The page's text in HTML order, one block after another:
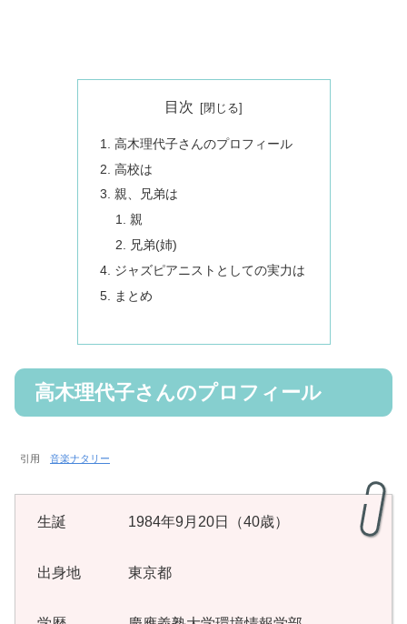
目次
高木理代子さんのプロフィール
高校は
親、兄弟は
親
兄弟(姉)
ジャズピアニストとしての実力は
まとめ
高木理代子さんのプロフィール
引用 音楽ナタリー
生誕 1984年9月20日（40歳）
出身地 東京都